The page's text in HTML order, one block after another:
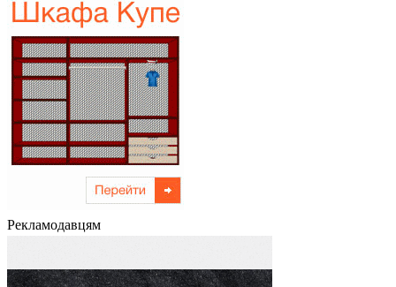
Рекламодавцям